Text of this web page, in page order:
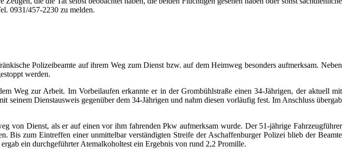
0931/457-2230 zu melden.
Polizeibeamte auf ihrem Weg zum Dienst bzw. auf dem Heimweg besonders aufmerksam. Neben
werden.
Weg zur Arbeit. Im Vorbeilaufen erkannte er in der Grombühlstraße einen 34-Jährigen, der aktuell mit
Dienstausweis gegenüber dem 34-Jährigen und nahm diesen vorläufig fest. Im Anschluss übergab
von Dienst, als er auf einen vor ihm fahrenden Pkw aufmerksam wurde. Der 51-jährige Fahrzeugführer
Bis zum Eintreffen einer unmittelbar verständigten Streife der Aschaffenburger Polizei blieb der Beamte
ein durchgeführter Atemalkoholtest ein Ergebnis von rund 2,2 Promille.